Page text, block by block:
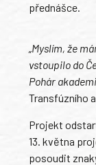
přednášce.
„Myslím, že
vstoupilo do
Pohár
Transfúzního
Projekt
13. května
posoudit